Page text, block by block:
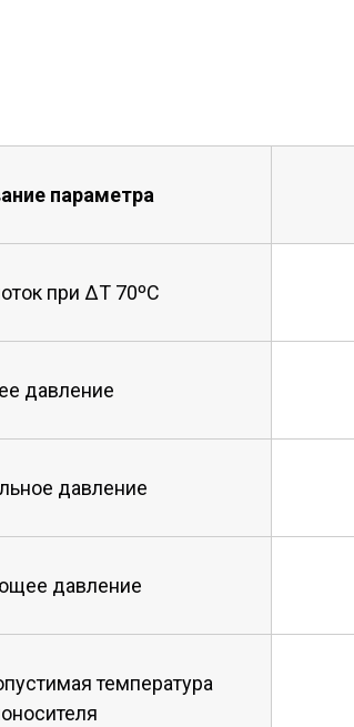
параметра
при ΔТ 70ºС
давление
давление
давление
температура